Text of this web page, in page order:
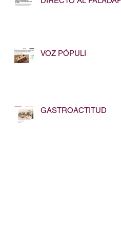
VOZ PÓPULI
GASTROACTITUD